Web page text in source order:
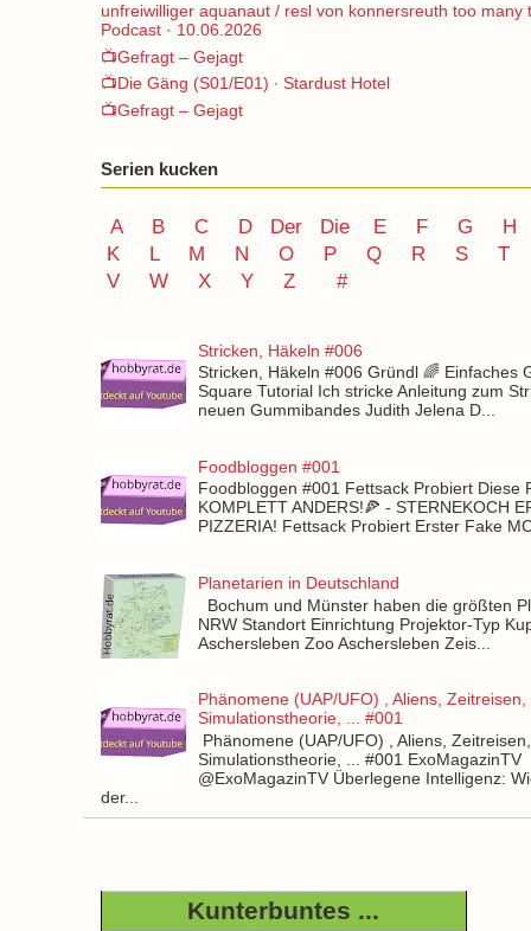
unfreiwilliger aquanaut / resl von konnersreuth too many
Podcast · 10.06.2026
📺Gefragt – Gejagt
📺Die Gäng (S01/E01) ∙ Stardust Hotel
📺Gefragt – Gejagt
Serien kucken
A B C D Der Die E F G
H
K
L M N O P Q R S
T
V
W X Y Z #
Stricken, Häkeln #006
Stricken, Häkeln #006 Gründl 🌈 Einfaches
Square Tutorial Ich stricke Anleitung zum
neuen Gummibandes Judith Jelena D...
Foodbloggen #001
Foodbloggen #001 Fettsack Probiert Diese
KOMPLETT ANDERS!🍕 - STERNEKOCH
PIZZERIA! Fettsack Probiert Erster Fake
Planetarien in Deutschland
Bochum und Münster haben die größten
NRW Standort Einrichtung Projektor-Typ
Aschersleben Zoo Aschersleben Zeis...
Phänomene (UAP/UFO) , Aliens, Zeitreisen,
Simulationstheorie, ... #001
Phänomene (UAP/UFO) , Aliens, Zeitreisen,
Simulationstheorie, ... #001 ExoMagazinTV
@ExoMagazinTV Überlegene Intelligenz:
der...
Kunterbuntes ...